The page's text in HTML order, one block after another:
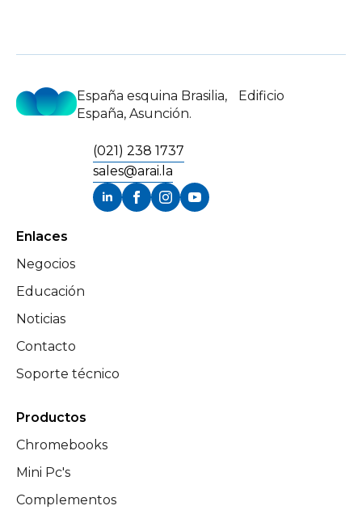
España esquina Brasilia, Edificio
España, Asunción.
(021) 238 1737
sales@arai.la
Enlaces
Negocios
Educación
Noticias
Contacto
Soporte técnico
Productos
Chromebooks
Mini Pc's
Complementos